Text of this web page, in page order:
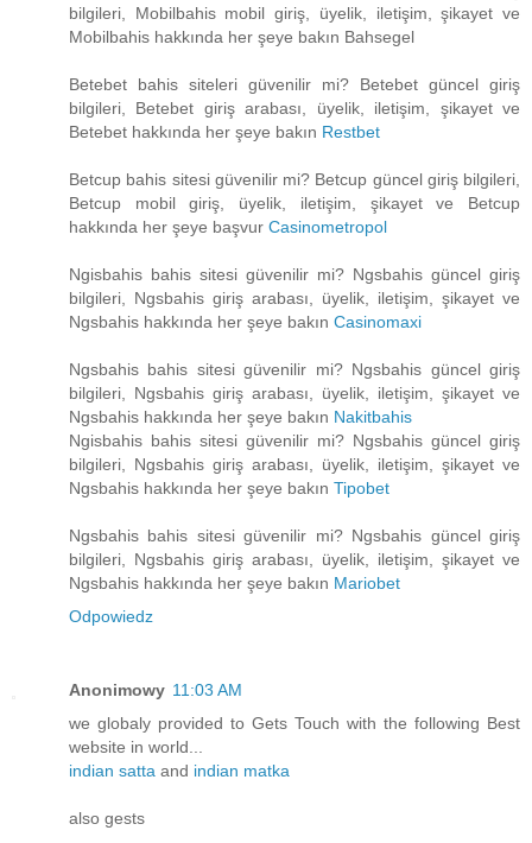
bilgileri, Mobilbahis mobil giriş, üyelik, iletişim, şikayet ve
Mobilbahis hakkında her şeye bakın Bahsegel
Betebet bahis siteleri güvenilir mi? Betebet güncel giriş
bilgileri, Betebet giriş arabası, üyelik, iletişim, şikayet ve
Betebet hakkında her şeye bakın Restbet
Betcup bahis sitesi güvenilir mi? Betcup güncel giriş bilgileri,
Betcup mobil giriş, üyelik, iletişim, şikayet ve Betcup
hakkında her şeye başvur Casinometropol
Ngisbahis bahis sitesi güvenilir mi? Ngsbahis güncel giriş
bilgileri, Ngsbahis giriş arabası, üyelik, iletişim, şikayet ve
Ngsbahis hakkında her şeye bakın Casinomaxi
Ngsbahis bahis sitesi güvenilir mi? Ngsbahis güncel giriş
bilgileri, Ngsbahis giriş arabası, üyelik, iletişim, şikayet ve
Ngsbahis hakkında her şeye bakın Nakitbahis
Ngisbahis bahis sitesi güvenilir mi? Ngsbahis güncel giriş
bilgileri, Ngsbahis giriş arabası, üyelik, iletişim, şikayet ve
Ngsbahis hakkında her şeye bakın Tipobet
Ngsbahis bahis sitesi güvenilir mi? Ngsbahis güncel giriş
bilgileri, Ngsbahis giriş arabası, üyelik, iletişim, şikayet ve
Ngsbahis hakkında her şeye bakın Mariobet
Odpowiedz
Anonimowy 11:03 AM
we globaly provided to Gets Touch with the following Best
website in world...
indian satta and indian matka
also gests